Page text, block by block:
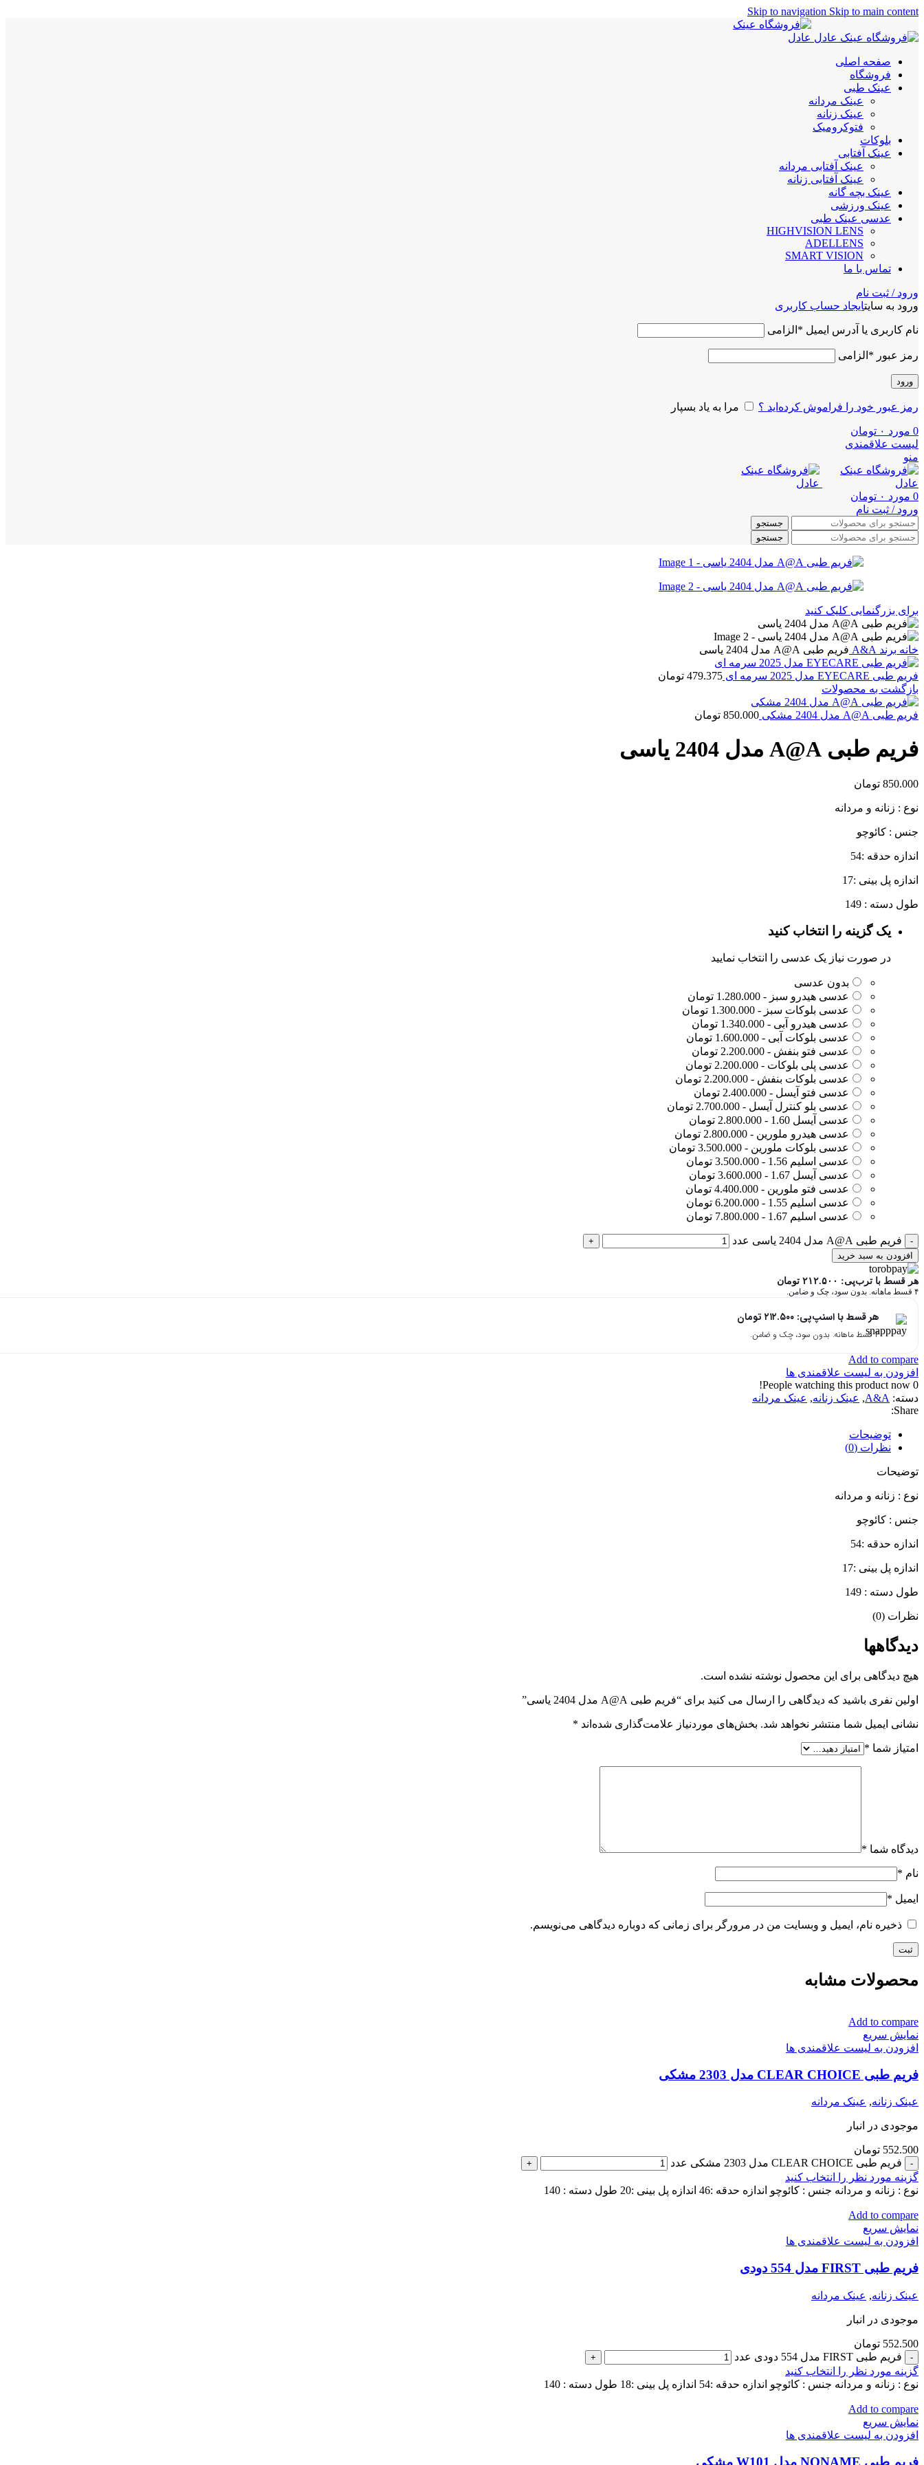
Skip to navigation Skip to main content
صفحه اصلی
فروشگاه
عینک طبی
عینک مردانه
عینک زنانه
فتوکرومیک
بلوکات
عینک آفتابی
عینک آفتابی مردانه
عینک آفتابی زنانه
عینک بچه گانه
عینک ورزشی
عدسی عینک طبی
HIGHVISION LENS
ADELLENS
SMART VISION
تماس با ما
ورود / ثبت نام
ورود به سایتایجاد حساب کاربری
نام کاربری یا آدرس ایمیل * الزامی
رمز عبور * الزامی
ورود
رمز عبور خود را فراموش کرده‌اید ؟ مرا به یاد بسپار
0 مورد ۰ تومان
لیست علاقمندی
منو
0 مورد ۰ تومان
ورود / ثبت نام
جستجو
جستجو
برای بزرگنمایی کلیک کنید
خانه برند A&A فریم طبی A@A مدل 2404 یاسی
فریم طبی EYECARE مدل 2025 سرمه ای 479.375 تومان
بازگشت به محصولات
فریم طبی A@A مدل 2404 مشکی 850.000 تومان
فریم طبی A@A مدل 2404 یاسی
850.000 تومان
نوع : زنانه و مردانه
جنس : کائوچو
اندازه حدقه :54
اندازه پل بینی :17
طول دسته : 149
یک گزینه را انتخاب کنید
در صورت نیاز یک عدسی را انتخاب نمایید
بدون عدسی
عدسی هیدرو سبز - 1.280.000 تومان
عدسی بلوکات سبز - 1.300.000 تومان
عدسی هیدرو آبی - 1.340.000 تومان
عدسی بلوکات آبی - 1.600.000 تومان
عدسی فتو بنفش - 2.200.000 تومان
عدسی پلی بلوکات - 2.200.000 تومان
عدسی بلوکات بنفش - 2.200.000 تومان
عدسی فتو آیسل - 2.400.000 تومان
عدسی بلو کنترل آیسل - 2.700.000 تومان
عدسی آیسل 1.60 - 2.800.000 تومان
عدسی هیدرو ملورین - 2.800.000 تومان
عدسی بلوکات ملورین - 3.500.000 تومان
عدسی اسلیم 1.56 - 3.500.000 تومان
عدسی آیسل 1.67 - 3.600.000 تومان
عدسی فتو ملورین - 4.400.000 تومان
عدسی اسلیم 1.55 - 6.200.000 تومان
عدسی اسلیم 1.67 - 7.800.000 تومان
فریم طبی A@A مدل 2404 یاسی عدد
افزودن به سبد خرید
هر قسط با ترب‌پی: ۲۱۲.۵۰۰ تومان
۴ قسط ماهانه. بدون سود، چک و ضامن.
هر قسط با اسنپ‌پی: ۲۱۲.۵۰۰ تومان
۴ قسط ماهانه. بدون سود، چک و ضامن.
Add to compare
افزودن به لیست علاقمندی ها
0
People watching this product now!
دسته: A&A
, عینک زنانه, عینک مردانه
Share:
توضیحات
نظرات (0)
توضیحات
نوع : زنانه و مردانه
جنس : کائوچو
اندازه حدقه :54
اندازه پل بینی :17
طول دسته : 149
نظرات (0)
دیدگاهها
هیچ دیدگاهی برای این محصول نوشته نشده است.
اولین نفری باشید که دیدگاهی را ارسال می کنید برای “فریم طبی A@A مدل 2404 یاسی”
نشانی ایمیل شما منتشر نخواهد شد. بخش‌های موردنیاز علامت‌گذاری شده‌اند *
امتیاز شما *
دیدگاه شما *
نام *
ایمیل *
ذخیره نام، ایمیل و وبسایت من در مرورگر برای زمانی که دوباره دیدگاهی می‌نویسم.
محصولات مشابه
Add to compare
نمایش سریع
افزودن به لیست علاقمندی ها
فریم طبی CLEAR CHOICE مدل 2303 مشکی
عینک زنانه, عینک مردانه
موجودی در انبار
552.500 تومان
فریم طبی CLEAR CHOICE مدل 2303 مشکی عدد
گزینه مورد نظر را انتخاب کنید
نوع : زنانه و مردانه جنس : کائوچو اندازه حدقه :46 اندازه پل بینی :20 طول دسته : 140
Add to compare
نمایش سریع
افزودن به لیست علاقمندی ها
فریم طبی FIRST مدل 554 دودی
عینک زنانه, عینک مردانه
موجودی در انبار
552.500 تومان
فریم طبی FIRST مدل 554 دودی عدد
گزینه مورد نظر را انتخاب کنید
نوع : زنانه و مردانه جنس : کائوچو اندازه حدقه :54 اندازه پل بینی :18 طول دسته : 140
Add to compare
نمایش سریع
افزودن به لیست علاقمندی ها
فریم طبی NONAME مدل W101 مشکی